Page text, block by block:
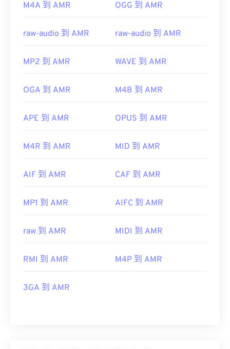
M4A 到 AMR OGG 到 AMR
raw-audio 到 AMR raw-audio 到 AMR
MP2 到 AMR WAVE 到 AMR
OGA 到 AMR M4B 到 AMR
APE 到 AMR OPUS 到 AMR
M4R 到 AMR MID 到 AMR
AIF 到 AMR CAF 到 AMR
MP1 到 AMR AIFC 到 AMR
raw 到 AMR MIDI 到 AMR
RMI 到 AMR M4P 到 AMR
3GA 到 AMR